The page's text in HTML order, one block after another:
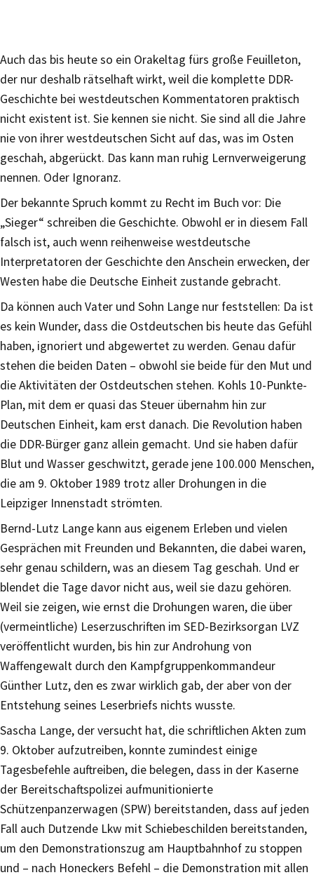
Auch das bis heute so ein Orakeltag fürs große Feuilleton,
der nur deshalb rätselhaft wirkt, weil die komplette DDR-
Geschichte bei westdeutschen Kommentatoren praktisch
nicht existent ist. Sie kennen sie nicht. Sie sind all die Jahre
nie von ihrer westdeutschen Sicht auf das, was im Osten
geschah, abgerückt. Das kann man ruhig Lernverweigerung
nennen. Oder Ignoranz.
Der bekannte Spruch kommt zu Recht im Buch vor: Die
„Sieger“ schreiben die Geschichte. Obwohl er in diesem Fall
falsch ist, auch wenn reihenweise westdeutsche
Interpretatoren der Geschichte den Anschein erwecken, der
Westen habe die Deutsche Einheit zustande gebracht.
Da können auch Vater und Sohn Lange nur feststellen: Da ist
es kein Wunder, dass die Ostdeutschen bis heute das Gefühl
haben, ignoriert und abgewertet zu werden. Genau dafür
stehen die beiden Daten – obwohl sie beide für den Mut und
die Aktivitäten der Ostdeutschen stehen. Kohls 10-Punkte-
Plan, mit dem er quasi das Steuer übernahm hin zur
Deutschen Einheit, kam erst danach. Die Revolution haben
die DDR-Bürger ganz allein gemacht. Und sie haben dafür
Blut und Wasser geschwitzt, gerade jene 100.000 Menschen,
die am 9. Oktober 1989 trotz aller Drohungen in die
Leipziger Innenstadt strömten.
Bernd-Lutz Lange kann aus eigenem Erleben und vielen
Gesprächen mit Freunden und Bekannten, die dabei waren,
sehr genau schildern, was an diesem Tag geschah. Und er
blendet die Tage davor nicht aus, weil sie dazu gehören.
Weil sie zeigen, wie ernst die Drohungen waren, die über
(vermeintliche) Leserzuschriften im SED-Bezirksorgan LVZ
veröffentlicht wurden, bis hin zur Androhung von
Waffengewalt durch den Kampfgruppenkommandeur
Günther Lutz, den es zwar wirklich gab, der aber von der
Entstehung seines Leserbriefs nichts wusste.
Sascha Lange, der versucht hat, die schriftlichen Akten zum
9. Oktober aufzutreiben, konnte zumindest einige
Tagesbefehle auftreiben, die belegen, dass in der Kaserne
der Bereitschaftspolizei aufmunitionierte
Schützenpanzerwagen (SPW) bereitstanden, dass auf jeden
Fall auch Dutzende Lkw mit Schiebeschilden bereitstanden,
um den Demonstrationszug am Hauptbahnhof zu stoppen
und – nach Honeckers Befehl – die Demonstration mit allen